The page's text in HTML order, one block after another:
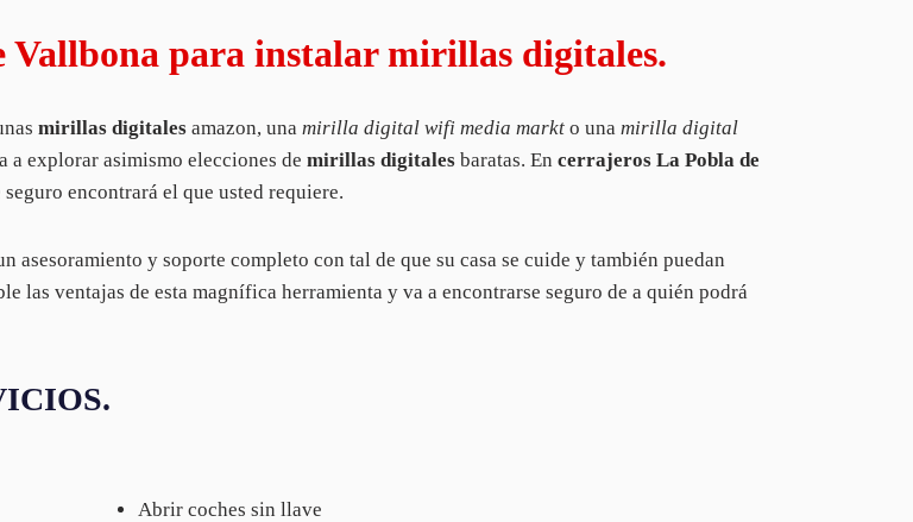
Vallbona para instalar mirillas digitales.
mirillas digitales amazon, una mirilla digital wifi media markt o una mirilla digital
a explorar asimismo elecciones de mirillas digitales baratas. En cerrajeros La Pobla de
encontrará el que usted requiere.
asesoramiento y soporte completo con tal de que su casa se cuide y también puedan
las ventajas de esta magnífica herramienta y va a encontrarse seguro de a quién podrá
Abrir coches sin llave